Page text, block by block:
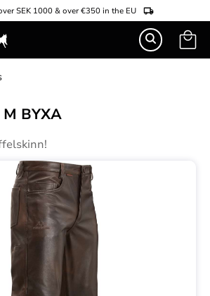
SEK 1000 & over €350 in the EU
Basket
M BYXA